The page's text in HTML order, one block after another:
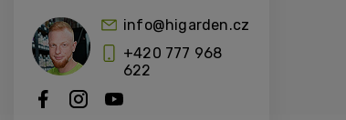
info@higarden.cz
+420 777 968
622